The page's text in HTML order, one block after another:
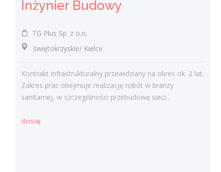
Inżynier Budowy
TG Plus Sp. z o.o.
świętokrzyskie/ Kielce
Kontrakt infrastrukturalny przewidziany na okres ok. 2 lat.
Zakres prac obejmuje realizację robót w branży
sanitarnej, w szczególności przebudowę sieci...
dzisiaj